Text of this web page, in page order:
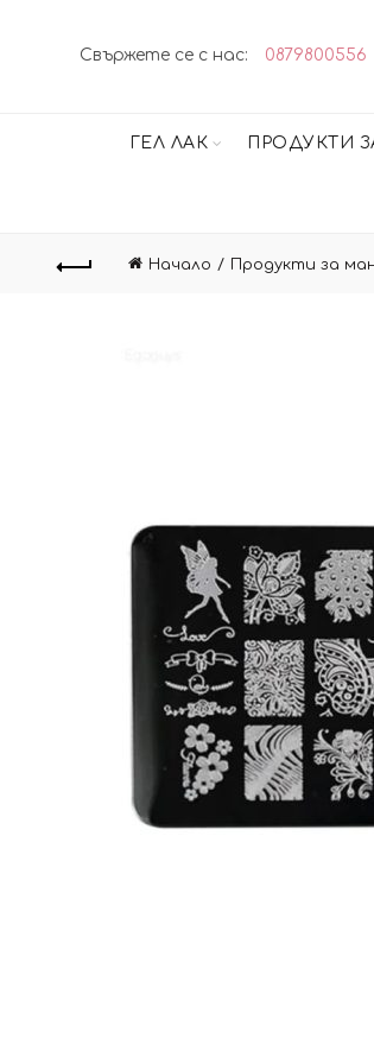
Свържете се с нас: 0879800556
ГЕЛ ЛАК ПРОДУКТИ
Начало Продукти за